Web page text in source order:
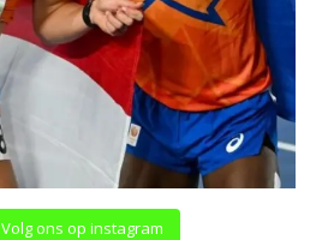
Volg ons op instagram